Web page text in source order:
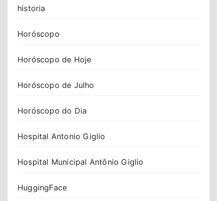
historia
Horóscopo
Horóscopo de Hoje
Horóscopo de Julho
Horóscopo do Dia
Hospital Antonio Giglio
Hospital Municipal Antônio Giglio
HuggingFace